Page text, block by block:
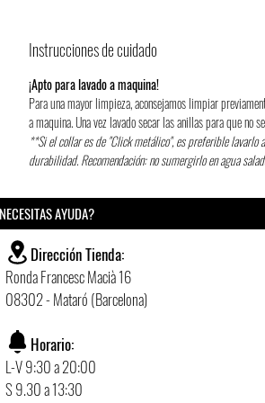
Instrucciones de cuidado
¡Apto para lavado a maquina!
Para una mayor limpieza, aconsejamos limpiar
a maquina. Una vez lavado secar las anillas para que no
**Si el collar es de "Click metálico", es preferible lavarlo
durabilidad. Recomendación: no sumergirlo en agua
AYUDA?
Dirección Tienda:
Ronda Francesc Macià 16
08302 - Mataró (Barcelona)
Horario:
L-V 9:30 a 20:00
S 9.30 a 13:30